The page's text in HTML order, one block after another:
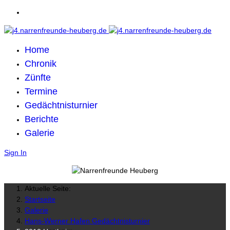
Home
Chronik
Zünfte
Termine
Gedächtnisturnier
Berichte
Galerie
Sign In
Aktuelle Seite:
Startseite
Galerie
Hans-Werner Hafen Gedächtnisturnier